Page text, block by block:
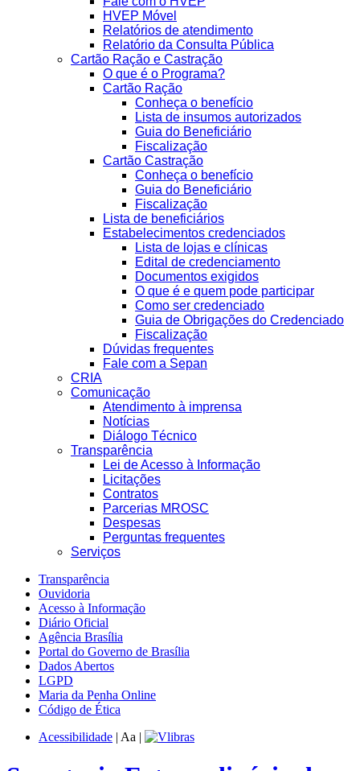
HVEP Móvel
Relatórios de atendimento
Relatório da Consulta Pública
Cartão Ração e Castração
O que é o Programa?
Cartão Ração
Conheça o benefício
Lista de insumos autorizados
Guia do Beneficiário
Fiscalização
Cartão Castração
Conheça o benefício
Guia do Beneficiário
Fiscalização
Lista de beneficiários
Estabelecimentos credenciados
Lista de lojas e clínicas
Edital de credenciamento
Documentos exigidos
O que é e quem pode participar
Como ser credenciado
Guia de Obrigações do Credenciado
Fiscalização
Dúvidas frequentes
Fale com a Sepan
CRIA
Comunicação
Atendimento à imprensa
Notícias
Diálogo Técnico
Transparência
Lei de Acesso à Informação
Licitações
Contratos
Parcerias MROSC
Despesas
Perguntas frequentes
Serviços
Transparência
Ouvidoria
Acesso à Informação
Diário Oficial
Agência Brasília
Portal do Governo de Brasília
Dados Abertos
LGPD
Maria da Penha Online
Código de Ética
Acessibilidade | Aa |